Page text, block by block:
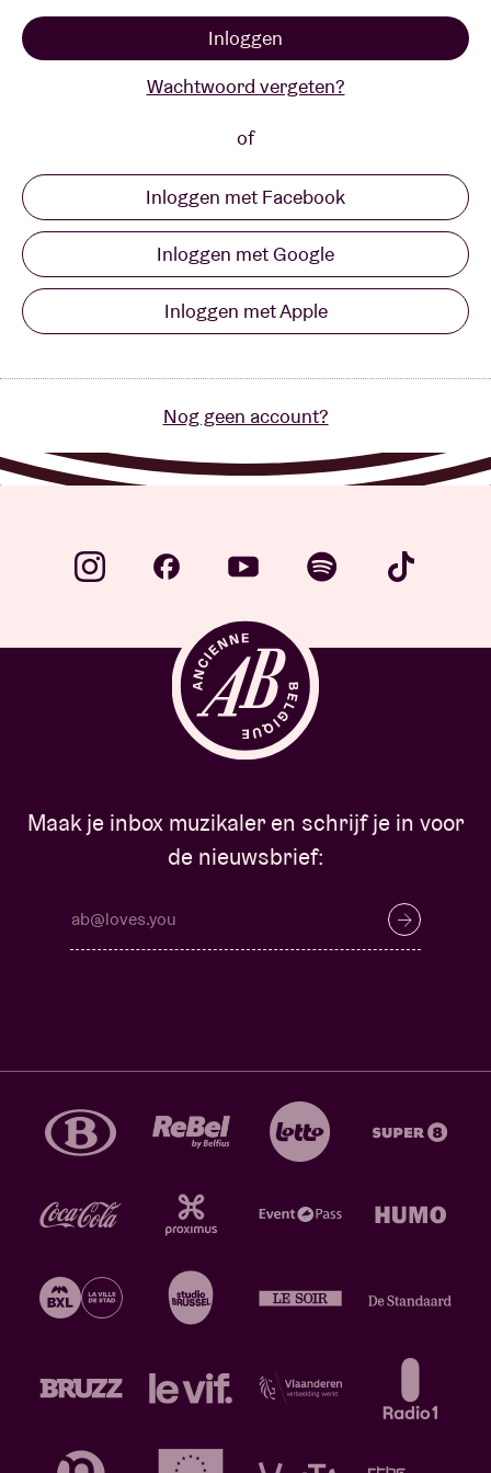
ABtv
Concertcheque
Over AB
Inloggen
Wachtwoord vergeten?
of
Inloggen met Facebook
Inloggen met Google
Inloggen met Apple
Nog geen account?
Maak je inbox muzikaler en schrijf je in voor
de nieuwsbrief: